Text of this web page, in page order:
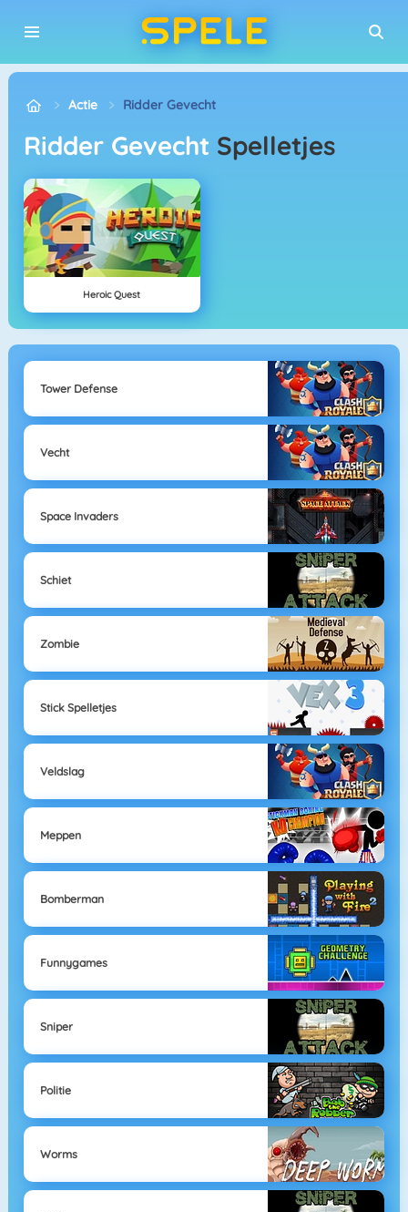
Actie Ridder Gevecht
Ridder Gevecht Spelletjes
Heroic Quest
Tower Defense
Vecht
Space Invaders
Schiet
Zombie
Stick Spelletjes
Veldslag
Meppen
Bomberman
Funnygames
Sniper
Politie
Worms